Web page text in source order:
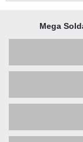
Mega